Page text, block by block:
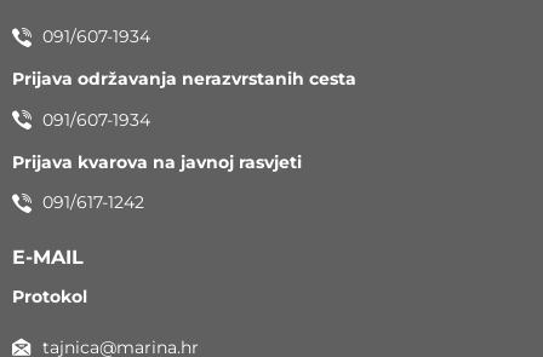
091/607-1934
Prijava održavanja nerazvrstanih cesta
091/607-1934
Prijava kvarova na javnoj rasvjeti
091/617-1242
E-MAIL
Protokol
tajnica@marina.hr